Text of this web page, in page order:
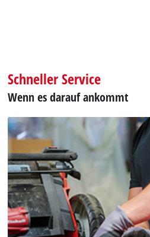
Schneller Service
Wenn es darauf ankommt